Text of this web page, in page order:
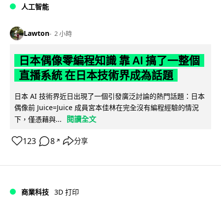
人工智能
Lawton 2 小時
日本偶像零編程知識 靠 AI 搞了一整個
直播系統 在日本技術界成為話題
日本 AI 技術界近日出現了一個引發廣泛討論的熱門話題：日本
偶像前 Juice=Juice 成員宮本佳林在完全沒有編程經驗的情況
下，僅憑藉與...
閱讀全文
123 8 ↗ 分享
商業科技 3D 打印